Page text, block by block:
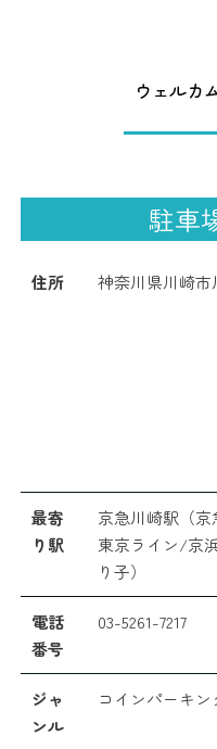
ウェルカ
駐車
住所 神奈川県川崎市
最寄
り駅
京急川崎駅（
東京ライン/京
り子）
電話
番号
03-5261-7217
ジャ
ンル
コインパーキン